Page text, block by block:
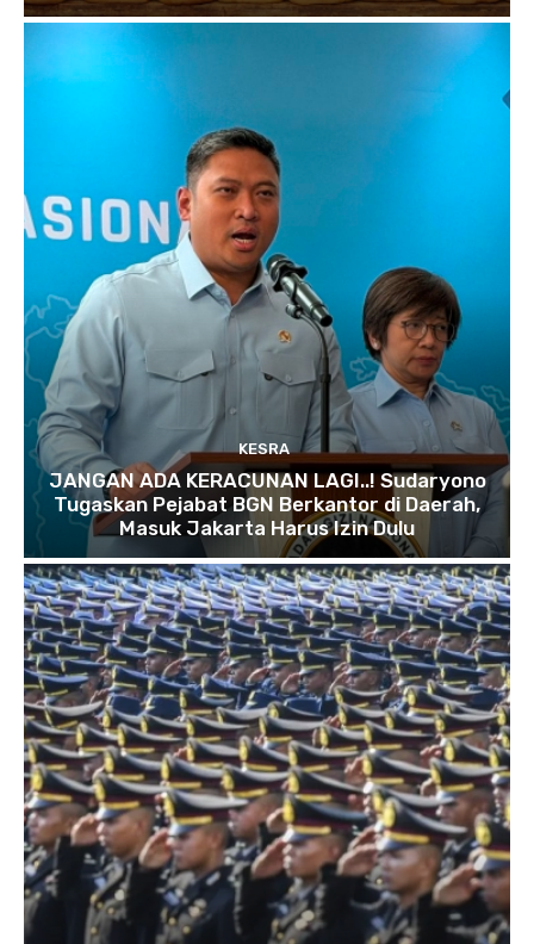
KESRA
JANGAN ADA KERACUNAN LAGI..! Sudaryono
Tugaskan Pejabat BGN Berkantor di Daerah,
Masuk Jakarta Harus Izin Dulu